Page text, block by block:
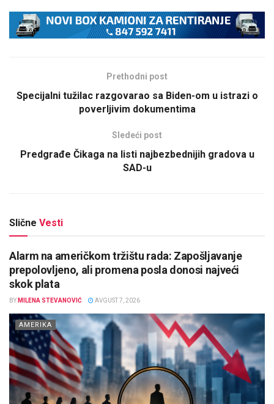
Prethodni post
Specijalni tužilac razgovarao sa Biden-om u istrazi o
poverljivim dokumentima
Sledeći post
Predgrađe Čikaga na listi najbezbednijih gradova u
SAD-u
Slične Vesti
Alarm na američkom tržištu rada: Zapošljavanje
prepolovljeno, ali promena posla donosi najveći
skok plata
BY MILENA STEVANOVIĆ AVGUST 7, 2026
AMERIKA